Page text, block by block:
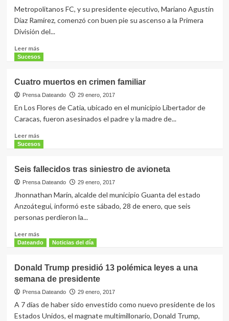
favorezca
Hamilton
Metropolitanos FC, y su presidente ejecutivo, Mariano Agustín
Díaz Ramírez, comenzó con buen pie su ascenso a la Primera
División del...
Leer másLeer
más
FC
empató
en
su
primer
encuentro
de
División
Sucesos
Cuatro muertos en crimen familiar
Prensa Dateando 29 enero, 2017
En Los Flores de Catia, ubicado en el municipio Libertador de
Caracas, fueron asesinados el padre y la madre de...
Leer másLeer
más
muertos
en
crimen
familiar
Sucesos
Seis fallecidos tras siniestro de avioneta
Prensa Dateando 29 enero, 2017
Jhonnathan Marín, alcalde del municipio Guanta del estado
Anzoátegui, informó este sábado, 28 de enero, que seis
personas perdieron la...
Leer másLeer
más
fallecidos
tras
siniestro
de
Dateando Noticias del día
Donald Trump presidió 13 polémica leyes a una
semana de presidente
Prensa Dateando 29 enero, 2017
A 7 días de haber sido envestido como nuevo presidente de los
Estados Unidos, el magnate multimillonario, Donald Trump,